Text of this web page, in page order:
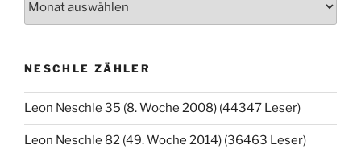
NESCHLE ZÄHLER
Leon Neschle 35 (8. Woche 2008) (44347 Leser)
Leon Neschle 82 (49. Woche 2014) (36463 Leser)